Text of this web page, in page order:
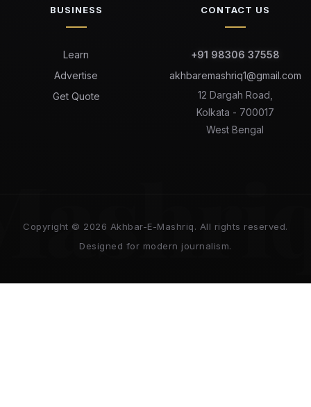
BUSINESS
Learn
Advertise
Get Quote
CONTACT US
+91 98306 37558
akhbaremashriq1@gmail.com
12 Dargah Road,
Kolkata - 700017
West Bengal
Copyright © 2026 Akhbar-E-Mashriq. All rights reserved.
Designed for modern journalism.